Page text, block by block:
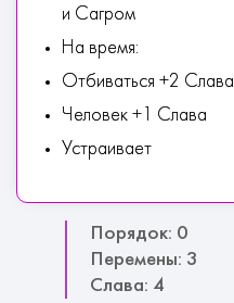
и Сагром
На время:
Отбиваться +2 Слава
Человек +1 Слава
Устраивает
Порядок: 0
Перемены: 3
Слава: 4